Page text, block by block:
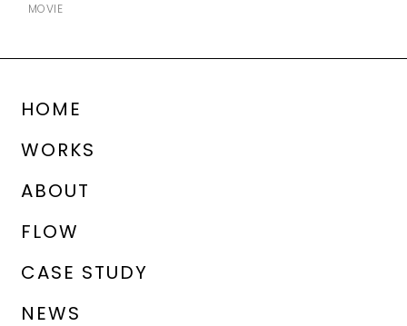
MOVIE
HOME
WORKS
ABOUT
FLOW
CASE STUDY
NEWS